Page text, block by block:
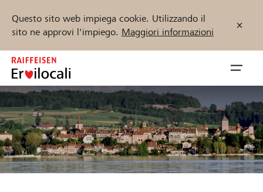
Questo sito web impiega cookie. Utilizzando il
sito ne approvi l'impiego. Maggiori informazioni
Zum
Inhalt
springen
öffnen
Trova progetti e organizzazioni
Inizia ora